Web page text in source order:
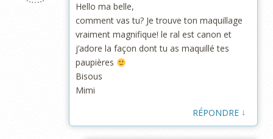
Hello ma belle,
comment vas tu? Je trouve ton maquillage
vraiment magnifique! le ral est canon et
j’adore la façon dont tu as maquillé tes
paupières
Bisous
Mimi
RÉPONDRE ↓